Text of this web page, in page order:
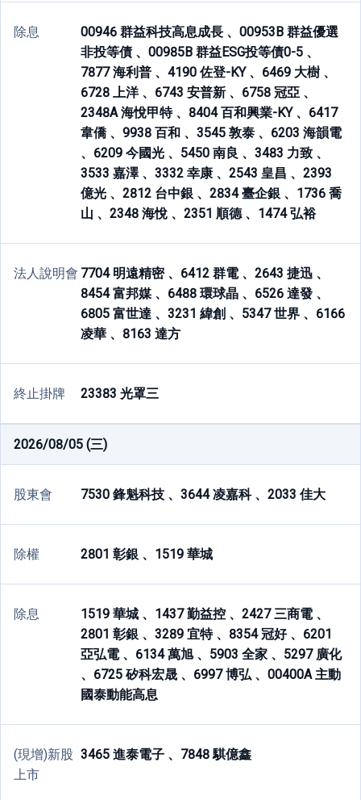
除息 00946 群益科技高息成長 、 00953B 群益優選
非投等債 、 00985B 群益ESG投等債0-5 、
7877 海利普 、 4190 佐登-KY 、 6469 大樹 、
6728 上洋 、 6743 安普新 、 6758 冠亞 、
2348A 海悅甲特 、 8404 百和興業-KY 、 6417
韋僑 、 9938 百和 、 3545 敦泰 、 6203 海韻電
、 6209 今國光 、 5450 南良 、 3483 力致 、
3533 嘉澤 、 3332 幸康 、 2543 皇昌 、 2393
億光 、 2812 台中銀 、 2834 臺企銀 、 1736 喬
山 、 2348 海悅 、 2351 順德 、 1474 弘裕
法人說明會 7704 明遠精密 、 6412 群電 、 2643 捷迅 、
8454 富邦媒 、 6488 環球晶 、 6526 達發 、
6805 富世達 、 3231 緯創 、 5347 世界 、 6166
凌華 、 8163 達方
終止掛牌 23383 光罩三
2026/08/05 (三)
股東會 7530 鋒魁科技 、 3644 凌嘉科 、 2033 佳大
除權 2801 彰銀 、 1519 華城
除息 1519 華城 、 1437 勤益控 、 2427 三商電 、
2801 彰銀 、 3289 宜特 、 8354 冠好 、 6201
亞弘電 、 6134 萬旭 、 5903 全家 、 5297 廣化
、 6725 矽科宏晟 、 6997 博弘 、 00400A 主動
國泰動能高息
(現增)新股
上市
3465 進泰電子 、 7848 騏億鑫